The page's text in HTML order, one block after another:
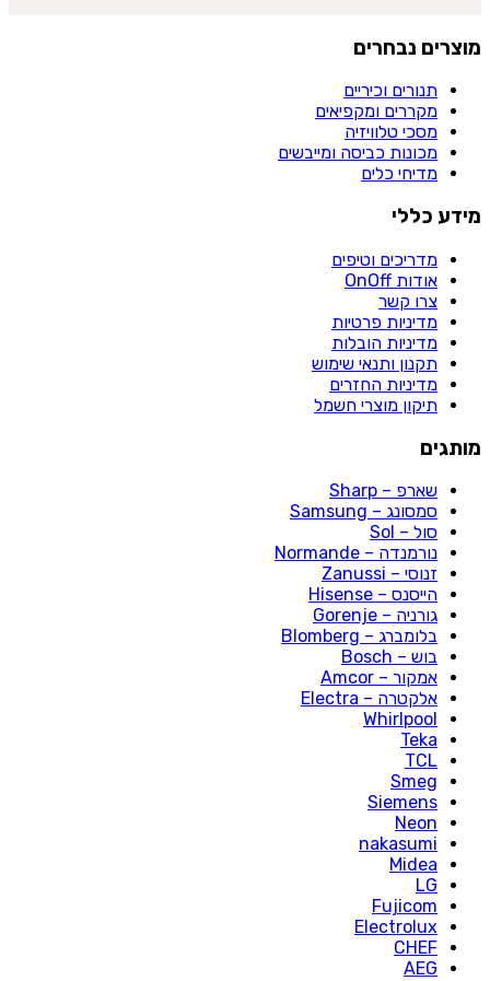
מוצרים נבחרים
תנורים וכיריים
מקררים ומקפיאים
מסכי טלוויזיה
מכונות כביסה ומייבשים
מדיחי כלים
מידע כללי
מדריכים וטיפים
אודות OnOff
צרו קשר
מדיניות פרטיות
מדיניות הובלות
תקנון ותנאי שימוש
מדיניות החזרים
תיקון מוצרי חשמל
מותגים
שארפ – Sharp
סמסונג – Samsung
סול – Sol
נורמנדה – Normande
זנוסי – Zanussi
הייסנס – Hisense
גורניה – Gorenje
בלומברג – Blomberg
בוש – Bosch
אמקור – Amcor
אלקטרה – Electra
Whirlpool
Teka
TCL
Smeg
Siemens
Neon
nakasumi
Midea
LG
Fujicom
Electrolux
CHEF
AEG